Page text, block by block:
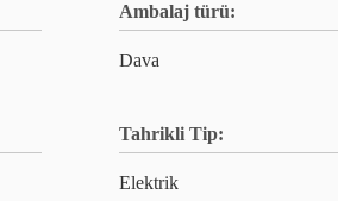
Ambalaj türü:
Dava
Tahrikli Tip:
Elektrik